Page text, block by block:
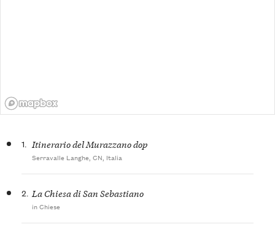
1. Itinerario del Murazzano dop
Serravalle Langhe, CN, Italia
2. La Chiesa di San Sebastiano
in Chiese